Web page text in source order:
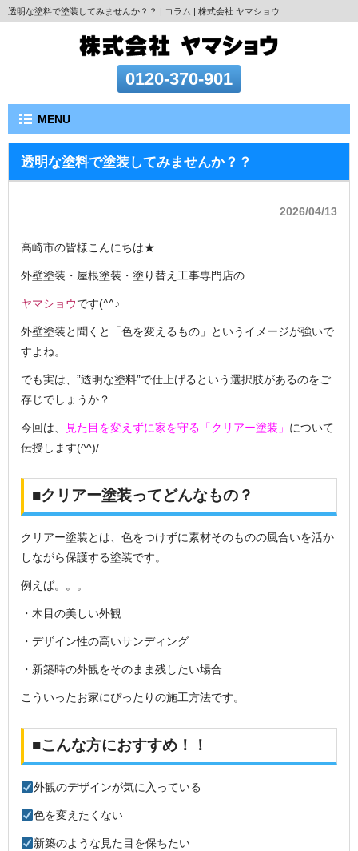
透明な塗料で塗装してみませんか？？ | コラム | 株式会社 ヤマショウ
0120-370-901
MENU
透明な塗料で塗装してみませんか？？
2026/04/13
高崎市の皆様こんにちは★
外壁塗装・ 屋根塗装・塗り替え工事専門店の
ヤマショウです(^^♪
外壁塗装と聞くと「色を変えるもの」というイメージが強いで
すよね。
でも実は、”透明な塗料”で仕上げるという選択肢があるのをご
存じでしょうか？
今回は、 見た目を変えずに家を守る「クリアー塗装」 について
伝授します(^^)/
■クリアー塗装ってどんなもの？
クリアー塗装とは、色をつけずに素材そのものの風合いを活か
しながら保護する塗装です。
例えば。。。
・木目の美しい外観
・デザイン性の高いサンディング
・新築時の外観をそのまま残したい場合
こういったお家にぴったりの施工方法です。
■こんな方におすすめ！！
外観のデザインが気に入っている
色を変えたくない
新築のような見た目を保ちたい